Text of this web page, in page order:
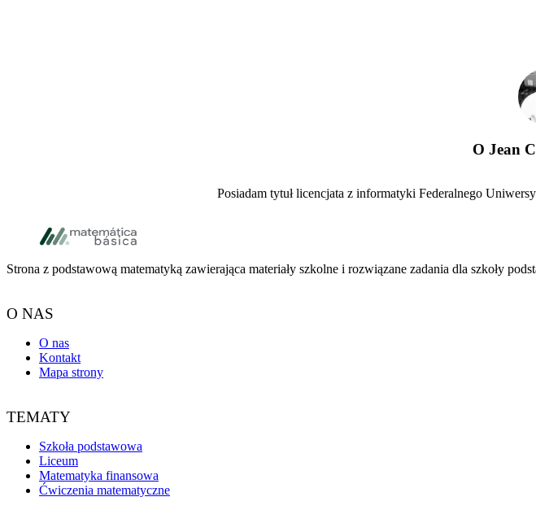
O Jean
Posiadam tytuł licencjata z informatyki Federalnego
Stopka
Strona z podstawową matematyką zawierająca materiały szkolne i rozwiązane zadania dla szkoły
O NAS
O nas
Kontakt
Mapa strony
TEMATY
Szkoła podstawowa
Liceum
Matematyka finansowa
Ćwiczenia matematyczne